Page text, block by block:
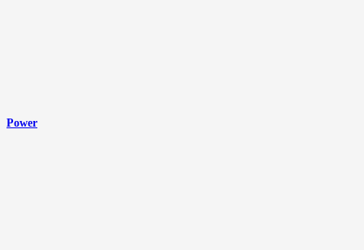
Power